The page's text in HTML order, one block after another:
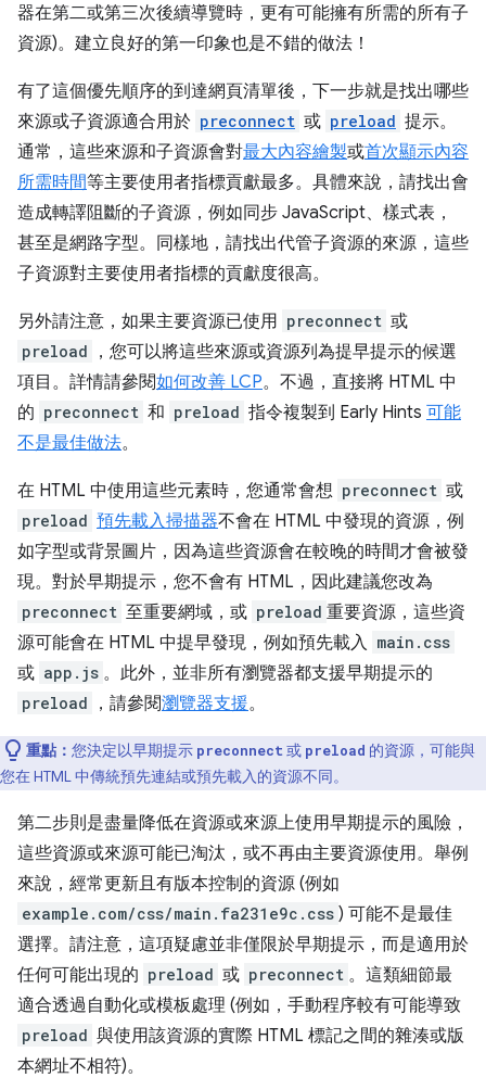
器在第二或第三次後續導覽時，更有可能擁有所需的所有子
資源)。建立良好的第一印象也是不錯的做法！
有了這個優先順序的到達網頁清單後，下一步就是找出哪些
來源或子資源適合用於 preconnect 或 preload 提示。
通常，這些來源和子資源會對最大內容繪製或首次顯示內容
所需時間等主要使用者指標貢獻最多。具體來說，請找出會
造成轉譯阻斷的子資源，例如同步 JavaScript、樣式表，
甚至是網路字型。同樣地，請找出代管子資源的來源，這些
子資源對主要使用者指標的貢獻度很高。
另外請注意，如果主要資源已使用 preconnect 或
preload
，您可以將這些來源或資源列為提早提示的候選
項目。詳情請參閱如何改善 LCP。不過，直接將 HTML 中
的 preconnect 和 preload 指令複製到 Early Hints 可能
不是最佳做法。
在 HTML 中使用這些元素時，您通常會想 preconnect 或
preload 預先載入掃描器不會在 HTML 中發現的資源，例
如字型或背景圖片，因為這些資源會在較晚的時間才會被發
現。對於早期提示，您不會有 HTML，因此建議您改為
preconnect 至重要網域，或 preload 重要資源，這些資
源可能會在 HTML 中提早發現，例如預先載入 main.css
或 app.js 。此外，並非所有瀏覽器都支援早期提示的
preload ，請參閱瀏覽器支援。
重點： 您決定以早期提示 preconnect 或 preload 的資源，可能與
您在 HTML 中傳統預先連結或預先載入的資源不同。
第二步則是盡量降低在資源或來源上使用早期提示的風險，
這些資源或來源可能已淘汰，或不再由主要資源使用。舉例
來說，經常更新且有版本控制的資源 (例如
example.com/css/main.fa231e9c.css ) 可能不是最佳
選擇。請注意，這項疑慮並非僅限於早期提示，而是適用於
任何可能出現的 preload 或 preconnect 。這類細節最
適合透過自動化或模板處理 (例如，手動程序較有可能導致
preload 與使用該資源的實際 HTML 標記之間的雜湊或版
本網址不相符)。